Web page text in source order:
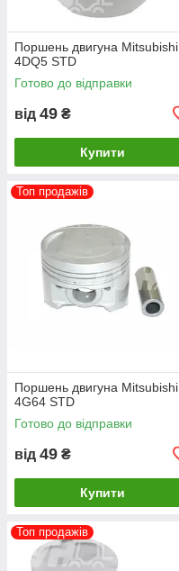
Поршень двигуна Mitsubishi
4DQ5 STD
Готово до відправки
від 49 ₴
Купити
Топ продажів
Поршень двигуна Mitsubishi
4G64 STD
Готово до відправки
від 49 ₴
Купити
Топ продажів